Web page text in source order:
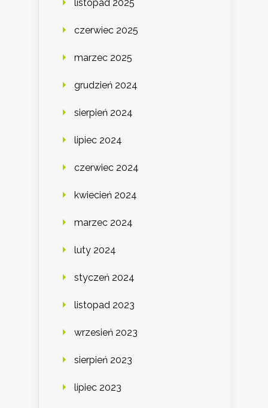
listopad 2025
czerwiec 2025
marzec 2025
grudzień 2024
sierpień 2024
lipiec 2024
czerwiec 2024
kwiecień 2024
marzec 2024
luty 2024
styczeń 2024
listopad 2023
wrzesień 2023
sierpień 2023
lipiec 2023